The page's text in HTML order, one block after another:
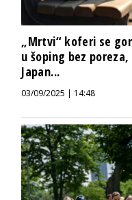
„Mrtvi“ koferi se
u šoping bez
Japan...
03/09/2025 | 14:48